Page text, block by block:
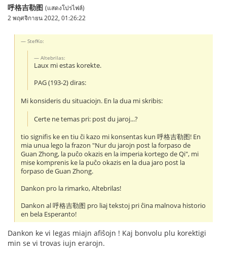
呼格吉勒图 (แสดงโปรไฟล์)
2 พฤศจิกายน 2022, 01:26:22
StefKo:
Altebrilas:
Laux mi estas korekte.
PAG (193-2) diras:
Mi konsideris du situaciojn. En la dua mi skribis:
Certe ne temas pri: post du jaroj...?
tio signifis ke en tiu ĉi kazo mi konsentas kun 呼格吉勒图! En
mia unua lego la frazon "Nur du jarojn post la forpaso de
Guan Zhong, la puĉo okazis en la imperia kortego de Qi", mi
mise komprenis ke la puĉo okazis en la dua jaro post la
forpaso de Guan Zhong.
Dankon pro la rimarko, Altebrilas!
Dankon al 呼格吉勒图 pro liaj tekstoj pri ĉina malnova historio
en bela Esperanto!
Dankon ke vi legas miajn afiŝojn ! Kaj bonvolu plu korektigi
min se vi trovas iujn erarojn.